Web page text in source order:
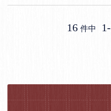
16 件中 1-